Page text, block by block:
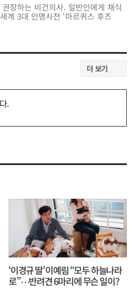
장하는 비건의사. 일반인에게 채식
계 3대 인명사전 ‘마르퀴스 후즈
더 보기
‘이경규 딸’ 이예림 “모두 하늘나라
로”⋯반려견 6마리에 무슨 일이?